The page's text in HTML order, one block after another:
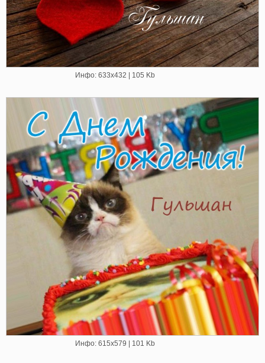
Инфо: 633х432 | 105 Kb
Инфо: 615х579 | 101 Kb